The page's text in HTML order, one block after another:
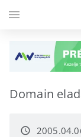
Domain
access_time
menu